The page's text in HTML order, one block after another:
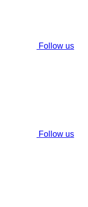
Follow us
Follow us